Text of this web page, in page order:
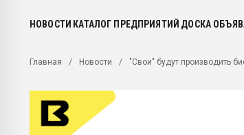
первый план в переработке
28.07.2026 "Технониколь" довольна
Всё, что касается выдува ПЭТ
Материал поверхности пуансона для
НОВОСТИ КАТАЛОГ ПРЕДПРИЯТИЙ ДОСКА
Главная Новости "Свои" будут производить